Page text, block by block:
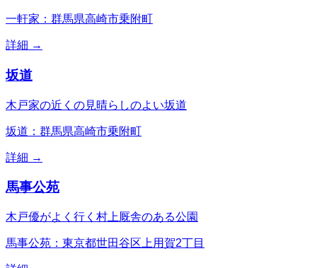
一軒家：群馬県高崎市乗附町
詳細 →
坂道
木戸家の近くの見晴らしのよい坂道
坂道：群馬県高崎市乗附町
詳細 →
馬事公苑
木戸優がよく行く村上厩舎のある公園
馬事公苑：東京都世田谷区上用賀2丁目